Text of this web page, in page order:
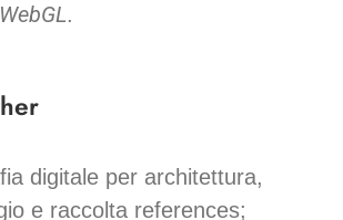
.
digitale per architettura,
e raccolta references;